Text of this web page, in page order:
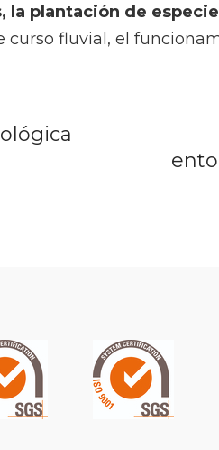
la plantación de
curso fluvial, el